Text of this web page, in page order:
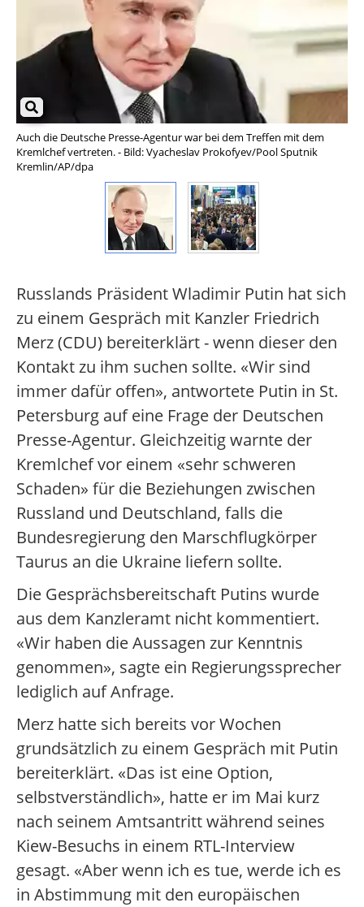
Auch die Deutsche Presse-Agentur war bei dem Treffen mit dem
Kremlchef vertreten. - Bild: Vyacheslav Prokofyev/Pool Sputnik
Kremlin/AP/dpa
Russlands Präsident Wladimir Putin hat sich
zu einem Gespräch mit Kanzler Friedrich
Merz (CDU) bereiterklärt - wenn dieser den
Kontakt zu ihm suchen sollte. «Wir sind
immer dafür offen», antwortete Putin in St.
Petersburg auf eine Frage der Deutschen
Presse-Agentur. Gleichzeitig warnte der
Kremlchef vor einem «sehr schweren
Schaden» für die Beziehungen zwischen
Russland und Deutschland, falls die
Bundesregierung den Marschflugkörper
Taurus an die Ukraine liefern sollte.
Die Gesprächsbereitschaft Putins wurde
aus dem Kanzleramt nicht kommentiert.
«Wir haben die Aussagen zur Kenntnis
genommen», sagte ein Regierungssprecher
lediglich auf Anfrage.
Merz hatte sich bereits vor Wochen
grundsätzlich zu einem Gespräch mit Putin
bereiterklärt. «Das ist eine Option,
selbstverständlich», hatte er im Mai kurz
nach seinem Amtsantritt während seines
Kiew-Besuchs in einem RTL-Interview
gesagt. «Aber wenn ich es tue, werde ich es
in Abstimmung mit den europäischen